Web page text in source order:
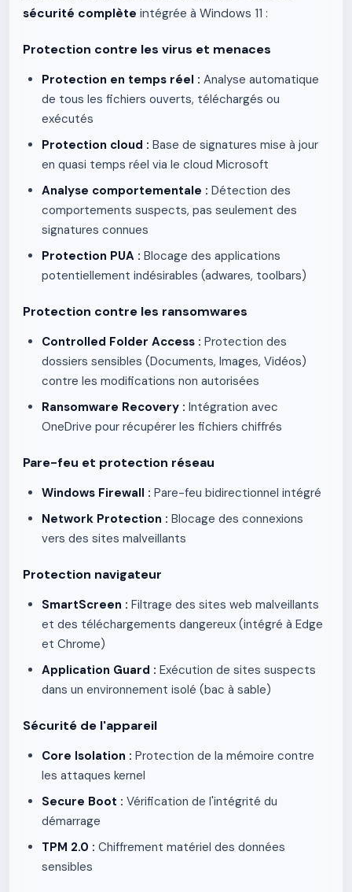
sécurité complète intégrée à Windows 11 :
Protection contre les virus et menaces
Protection en temps réel : Analyse automatique
de tous les fichiers ouverts, téléchargés ou
exécutés
Protection cloud : Base de signatures mise à jour
en quasi temps réel via le cloud Microsoft
Analyse comportementale : Détection des
comportements suspects, pas seulement des
signatures connues
Protection PUA : Blocage des applications
potentiellement indésirables (adwares, toolbars)
Protection contre les ransomwares
Controlled Folder Access : Protection des
dossiers sensibles (Documents, Images, Vidéos)
contre les modifications non autorisées
Ransomware Recovery : Intégration avec
OneDrive pour récupérer les fichiers chiffrés
Pare-feu et protection réseau
Windows Firewall : Pare-feu bidirectionnel intégré
Network Protection : Blocage des connexions
vers des sites malveillants
Protection navigateur
SmartScreen : Filtrage des sites web malveillants
et des téléchargements dangereux (intégré à Edge
et Chrome)
Application Guard : Exécution de sites suspects
dans un environnement isolé (bac à sable)
Sécurité de l'appareil
Core Isolation : Protection de la mémoire contre
les attaques kernel
Secure Boot : Vérification de l'intégrité du
démarrage
TPM 2.0 : Chiffrement matériel des données
sensibles